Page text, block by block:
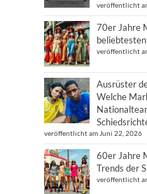
veröffentlicht
70er Jahre
veröffentlicht
Ausrüster
Welche
veröffentlicht am Juni 22, 2026
60er Jahre
Trends der
veröffentlicht